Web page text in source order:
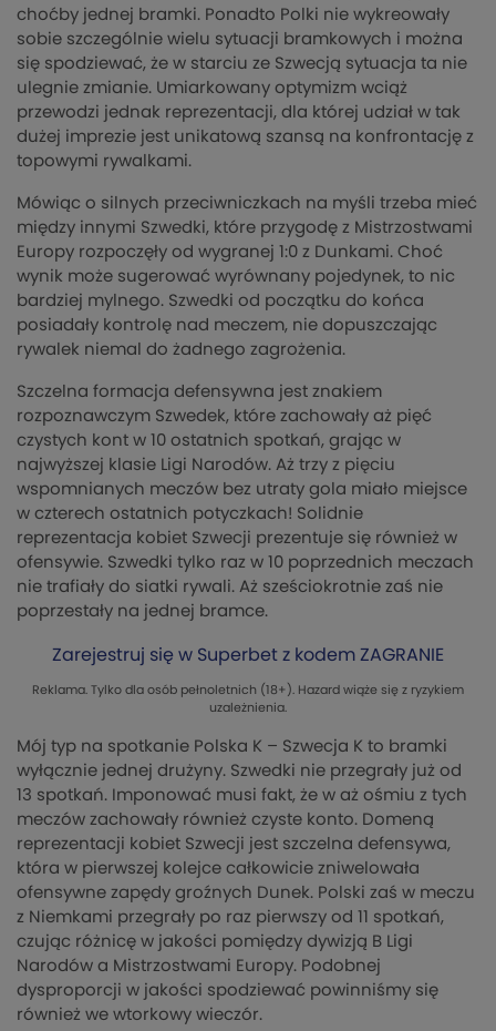
choćby jednej bramki. Ponadto Polki nie wykreowały
sobie szczególnie wielu sytuacji bramkowych i można
się spodziewać, że w starciu ze Szwecją sytuacja ta nie
ulegnie zmianie. Umiarkowany optymizm wciąż
przewodzi jednak reprezentacji, dla której udział w tak
dużej imprezie jest unikatową szansą na konfrontację z
topowymi rywalkami.
Mówiąc o silnych przeciwniczkach na myśli trzeba mieć
między innymi Szwedki, które przygodę z Mistrzostwami
Europy rozpoczęły od wygranej 1:0 z Dunkami. Choć
wynik może sugerować wyrównany pojedynek, to nic
bardziej mylnego. Szwedki od początku do końca
posiadały kontrolę nad meczem, nie dopuszczając
rywalek niemal do żadnego zagrożenia.
Szczelna formacja defensywna jest znakiem
rozpoznawczym Szwedek, które zachowały aż pięć
czystych kont w 10 ostatnich spotkań, grając w
najwyższej klasie Ligi Narodów. Aż trzy z pięciu
wspomnianych meczów bez utraty gola miało miejsce
w czterech ostatnich potyczkach! Solidnie
reprezentacja kobiet Szwecji prezentuje się również w
ofensywie. Szwedki tylko raz w 10 poprzednich meczach
nie trafiały do siatki rywali. Aż sześciokrotnie zaś nie
poprzestały na jednej bramce.
Zarejestruj się w Superbet z kodem ZAGRANIE
Reklama. Tylko dla osób pełnoletnich (18+). Hazard wiąże się z ryzykiem
uzależnienia.
Mój typ na spotkanie Polska K – Szwecja K to bramki
wyłącznie jednej drużyny. Szwedki nie przegrały już od
13 spotkań. Imponować musi fakt, że w aż ośmiu z tych
meczów zachowały również czyste konto. Domeną
reprezentacji kobiet Szwecji jest szczelna defensywa,
która w pierwszej kolejce całkowicie zniwelowała
ofensywne zapędy groźnych Dunek. Polski zaś w meczu
z Niemkami przegrały po raz pierwszy od 11 spotkań,
czując różnicę w jakości pomiędzy dywizją B Ligi
Narodów a Mistrzostwami Europy. Podobnej
dysproporcji w jakości spodziewać powinniśmy się
również we wtorkowy wieczór.